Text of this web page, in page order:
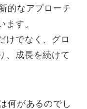
的なアプローチ
ます。
けでなく、グロ
、成長を続けて
何があるのでし